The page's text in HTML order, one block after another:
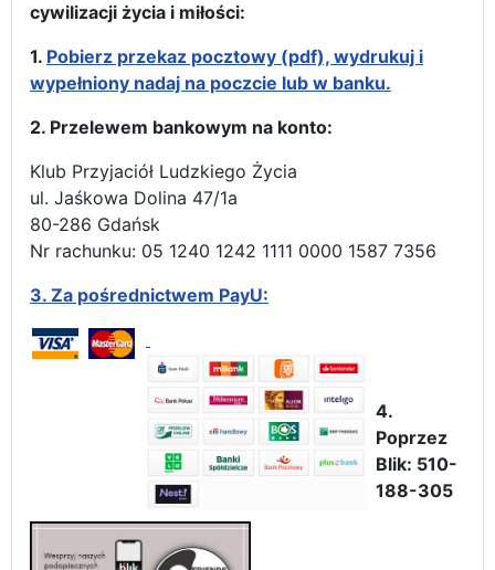
cywilizacji życia i miłości:
1. Pobierz przekaz pocztowy (pdf), wydrukuj i
wypełniony nadaj na poczcie lub w banku.
2. Przelewem bankowym na konto:
Klub Przyjaciół Ludzkiego Życia
ul. Jaśkowa Dolina 47/1a
80-286 Gdańsk
Nr rachunku: 05 1240 1242 1111 0000 1587 7356
3. Za pośrednictwem PayU:
4.
Poprzez
Blik: 510-
188-305